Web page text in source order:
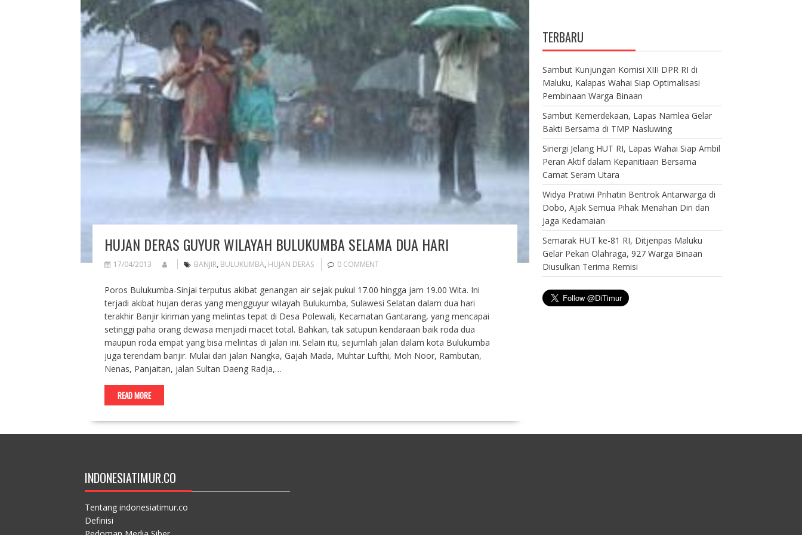
HUJAN DERAS GUYUR WILAYAH BULUKUMBA SELAMA DUA HARI
17/04/2013 BANJIR, BULUKUMBA, HUJAN DERAS 0 COMMENT
Poros Bulukumba-Sinjai terputus akibat genangan air sejak pukul 17.00 hingga jam 19.00 Wita. Ini
terjadi akibat hujan deras yang mengguyur wilayah Bulukumba, Sulawesi Selatan dalam dua hari
terakhir Banjir kiriman yang melintas tepat di Desa Polewali, Kecamatan Gantarang, yang mencapai
setinggi paha orang dewasa menjadi macet total. Bahkan, tak satupun kendaraan baik roda dua
maupun roda empat yang bisa melintas di jalan ini. Selain itu, sejumlah jalan dalam kota Bulukumba
juga terendam banjir. Mulai dari jalan Nangka, Gajah Mada, Muhtar Lufthi, Moh Noor, Rambutan,
Nenas, Panjaitan, jalan Sultan Daeng Radja,…
READ MORE
TERBARU
Sambut Kunjungan Komisi XIII DPR RI di
Maluku, Kalapas Wahai Siap Optimalisasi
Pembinaan Warga Binaan
Sambut Kemerdekaan, Lapas Namlea Gelar
Bakti Bersama di TMP Nasluwing
Sinergi Jelang HUT RI, Lapas Wahai Siap Ambil
Peran Aktif dalam Kepanitiaan Bersama
Camat Seram Utara
Widya Pratiwi Prihatin Bentrok Antarwarga di
Dobo, Ajak Semua Pihak Menahan Diri dan
Jaga Kedamaian
Semarak HUT ke-81 RI, Ditjenpas Maluku
Gelar Pekan Olahraga, 927 Warga Binaan
Diusulkan Terima Remisi
INDONESIATIMUR.CO
Tentang indonesiatimur.co
Definisi